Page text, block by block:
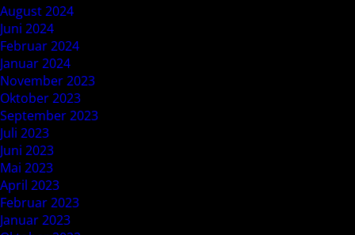
August 2024
Juni 2024
Februar 2024
Januar 2024
November 2023
Oktober 2023
September 2023
Juli 2023
Juni 2023
Mai 2023
April 2023
Februar 2023
Januar 2023